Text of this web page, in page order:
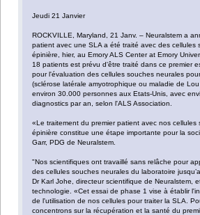
Jeudi 21 Janvier
ROCKVILLE, Maryland, 21 Janv. – Neuralstem a
patient avec une SLA a été traité avec des cellules
épinière, hier, au Emory ALS Center at Emory
18 patients est prévu d'être traité dans ce premier
pour l'évaluation des cellules souches neurales
(sclérose latérale amyotrophique ou maladie de
environ 30.000 personnes aux Etats-Unis, avec
diagnostics par an, selon l'ALS Association.
«Le traitement du premier patient avec nos cellules
épinière constitue une étape importante pour la
Garr, PDG de Neuralstem.
"Nos scientifiques ont travaillé sans relâche pour
des cellules souches neurales du laboratoire
Dr Karl Johe, directeur scientifique de Neuralstem,
technologie. «Cet essai de phase 1 vise à établir
de l'utilisation de nos cellules pour traiter la SLA.
concentrons sur la récupération et la santé du